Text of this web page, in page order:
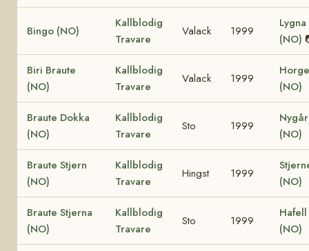
Bingo (NO)
Kallblodig
Travare
Valack 1999
(NO)
Biri Braute
(NO)
Kallblodig
Travare
Valack 1999
(NO)
Braute Dokka
(NO)
Kallblodig
Travare
Sto 1999
(NO)
Braute Stjern
(NO)
Kallblodig
Travare
Hingst 1999
(NO)
Braute Stjerna
(NO)
Kallblodig
Travare
Sto 1999
(NO)